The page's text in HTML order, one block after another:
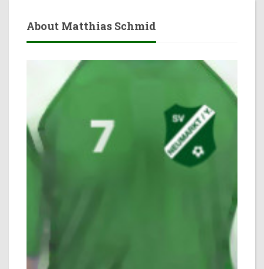
About Matthias Schmid